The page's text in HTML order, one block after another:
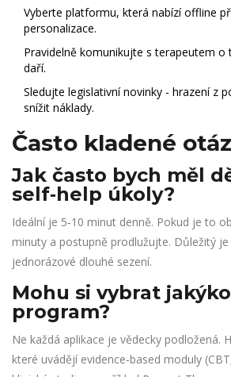
Vyberte platformu, která nabízí offline
personalizace.
Pravidelně komunikujte s terapeutem
daří.
Sledujte legislativní novinky - hrazení z
snížit náklady.
Často kladené
Jak často bych měl
self‑help úkoly?
Ideální je 5‑10 minut denně. Pokud je to
minuty a postupně prodlužujte. Důležitý
jednorázové dlouhé sezení.
Mohu si vybrat
program?
Ne každá aplikace je vědecky podložená.
které uvádějí evidence‑based moduly